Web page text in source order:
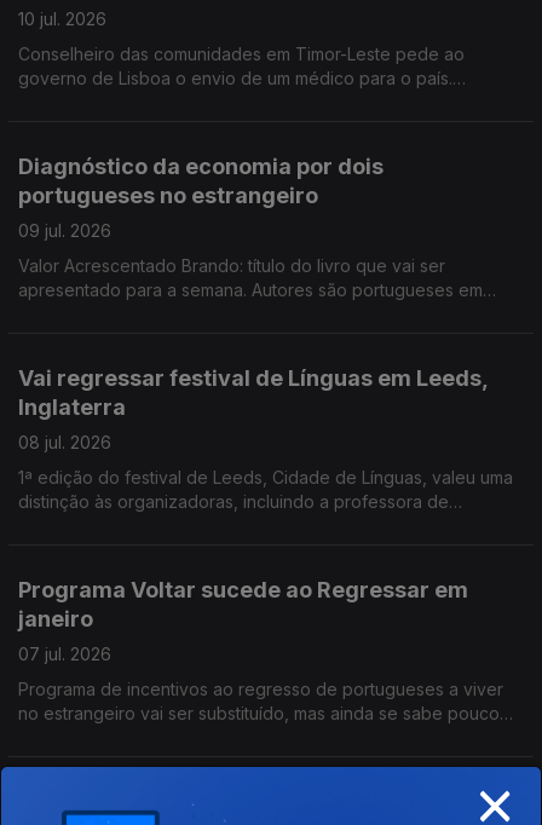
10 jul. 2026
Conselheiro das comunidades em Timor-Leste pede ao
governo de Lisboa o envio de um médico para o país.
Diagnóstico da economia por dois
portugueses no estrangeiro
09 jul. 2026
Valor Acrescentado Brando: título do livro que vai ser
apresentado para a semana. Autores são portugueses em
Vai regressar festival de Línguas em Leeds,
Inglaterra
08 jul. 2026
1ª edição do festival de Leeds, Cidade de Línguas, valeu uma
distinção às organizadoras, incluindo a professora de
Programa Voltar sucede ao Regressar em
janeiro
07 jul. 2026
Programa de incentivos ao regresso de portugueses a viver
no estrangeiro vai ser substituído, mas ainda se sabe pouco
Suíça critica actual Conselho das Comunidades.
Portugueses solidários na Venezuela ×